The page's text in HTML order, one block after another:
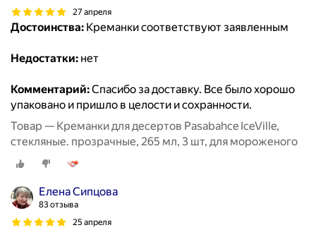
27 апреля
Достоинства: Креманки соответствуют заявленным
Недостатки: нет
Комментарий:Спасибо за доставку. Все было хорошо
упаковано и пришло в целости и сохранности.
Товар — Креманки для десертов Pasabahce IceVille,
стекляные. прозрачные, 265 мл, 3 шт, для мороженого
Елена Сипцова
83 отзыва
25 апреля